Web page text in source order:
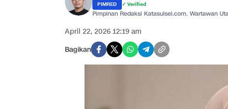
PIMRED ✓ Verified
Pimpinan Redaksi Katasulsel.com. Wartawan
April 22, 2026 12:19 am
Bagikan